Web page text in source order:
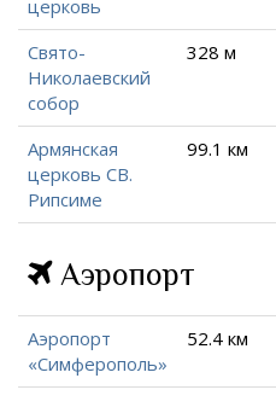
церковь
Свято-
Николаевский
собор
328 м
Армянская
церковь СВ.
Рипсиме
99.1 км
Аэропорт
Аэропорт
«Симферополь»
52.4 км